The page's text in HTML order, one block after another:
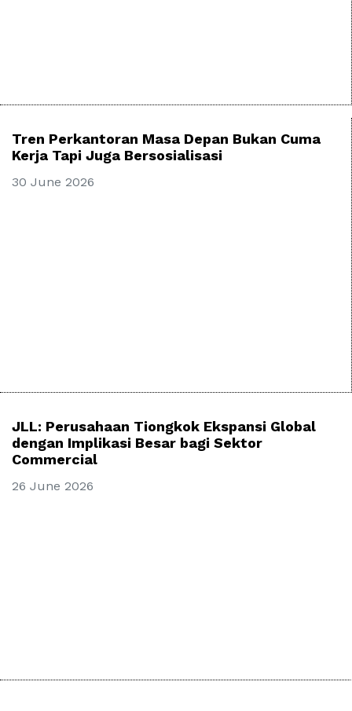
Tren Perkantoran Masa Depan Bukan Cuma
Kerja Tapi Juga Bersosialisasi
30 June 2026
JLL: Perusahaan Tiongkok Ekspansi Global
dengan Implikasi Besar bagi Sektor
Commercial
26 June 2026